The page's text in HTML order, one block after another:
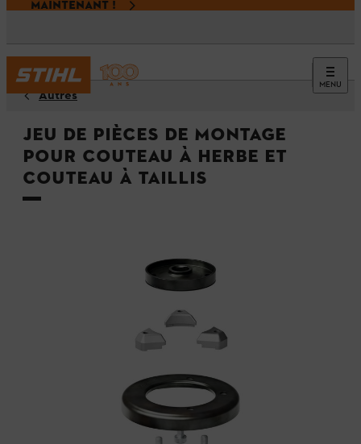
MAINTENANT !
MENU
Autres
Jeu de pièces de montage
pour couteau à herbe et
couteau à taillis